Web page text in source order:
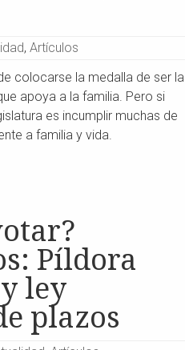
, Artículos
colocarse la medalla de ser la
apoya a la familia. Pero si
es incumplir muchas de
a familia y vida.
Píldora
ley
plazos